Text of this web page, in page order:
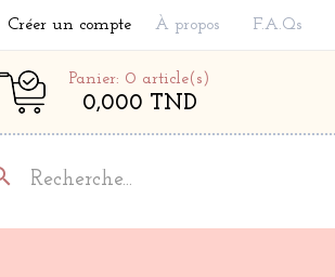
Créer un compte À propos F.A.Qs
Panier: 0 article(s)
0,000 TND